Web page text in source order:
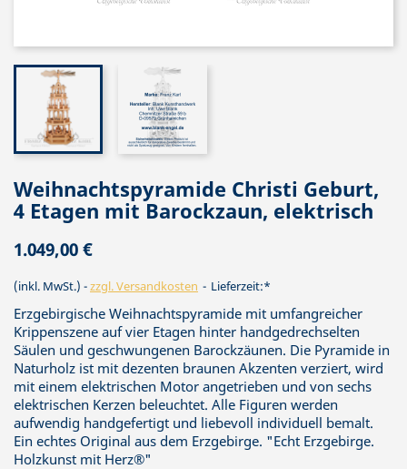
Weihnachtspyramide Christi Geburt,
4 Etagen mit Barockzaun, elektrisch
1.049,00 €
(inkl. MwSt.) zzgl. Versandkosten Lieferzeit:*
Erzgebirgische Weihnachtspyramide mit umfangreicher
Krippenszene auf vier Etagen hinter handgedrechselten
Säulen und geschwungenen Barockzäunen. Die Pyramide in
Naturholz ist mit dezenten braunen Akzenten verziert, wird
mit einem elektrischen Motor angetrieben und von sechs
elektrischen Kerzen beleuchtet. Alle Figuren werden
aufwendig handgefertigt und liebevoll individuell bemalt.
Ein echtes Original aus dem Erzgebirge. "Echt Erzgebirge.
Holzkunst mit Herz®"